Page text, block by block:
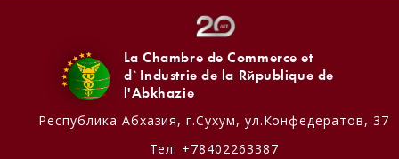
La Chambre de Commerce et
d`Industrie de la République de
l'Abkhazie
Республика Абхазия, г.Сухум, ул.Конфедератов, 37
Тел: +78402263387